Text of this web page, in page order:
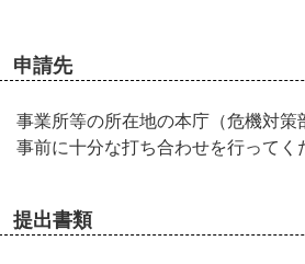
申請先
事業所等の所在地の本庁（危機対策
事前に十分な打ち合わせを行ってく
提出書類